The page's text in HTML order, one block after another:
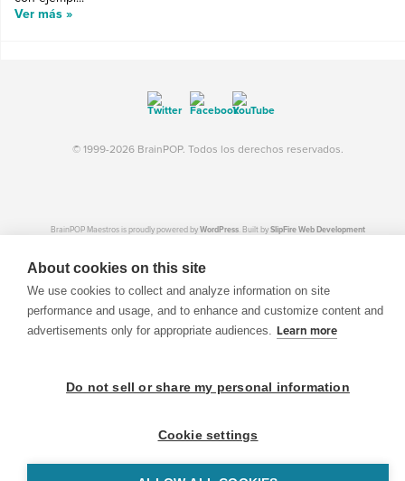
Ver más »
© 1999-2026 BrainPOP. Todos los derechos reservados.
BrainPOP Maestros is proudly powered byWordPress. Built bySlipFire Web Development
About cookies on this site
We use cookies to collect and analyze information on site
performance and usage, and to enhance and customize content and
advertisements only for appropriate audiences. Learn more
Do not sell or share my personal information
Cookie settings